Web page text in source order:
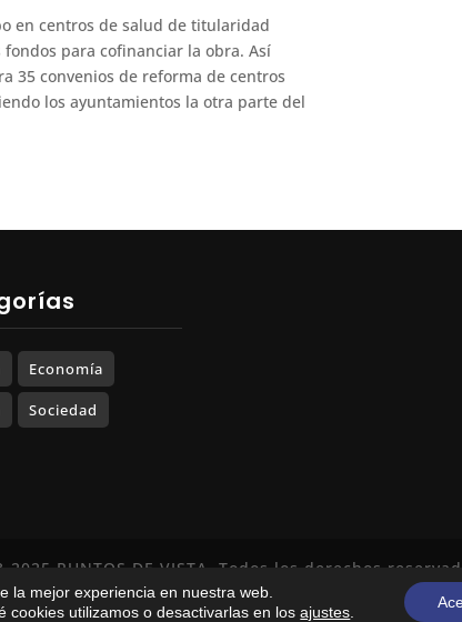
en centros de salud de titularidad
para cofinanciar la obra. Así
35 convenios de reforma de centros
los ayuntamientos la otra parte del
Economía
Sociedad
2025 PUNTOS DE VISTA. Todos los derechos
Política de Privacidad| Política de Cookies
la mejor experiencia en nuestra web.
cookies utilizamos o desactivarlas en losajustes